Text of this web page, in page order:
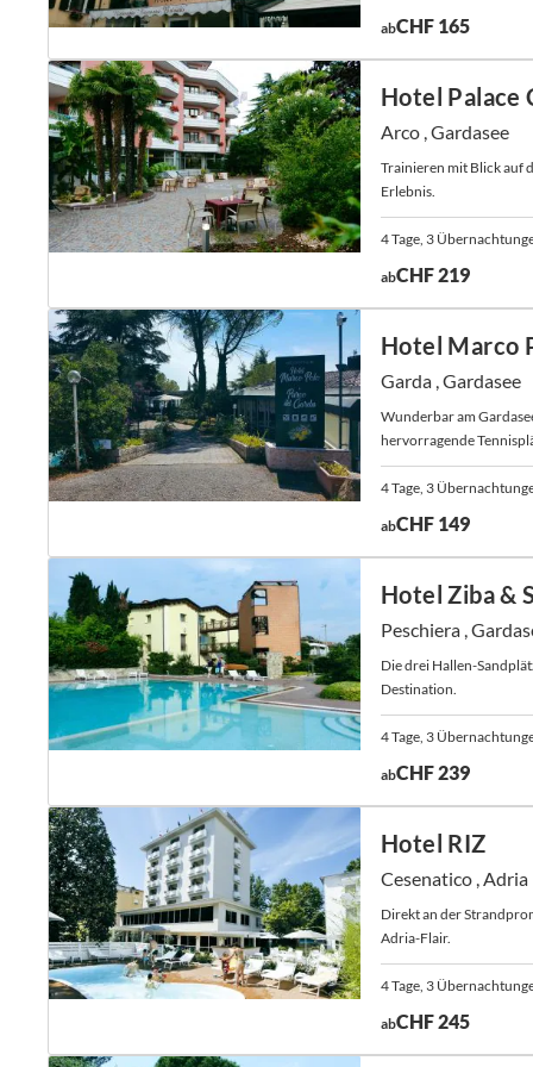
abCHF 165
Hotel Palace
Arco , Gardasee
Trainieren mit Blick auf
Erlebnis.
4 Tage, 3
abCHF 219
Hotel Marco
Garda , Gardasee
Wunderbar am
hervorragende
4 Tage, 3
abCHF 149
Hotel Ziba &
Peschiera ,
Die drei Hallen-
Destination.
4 Tage, 3
abCHF 239
Hotel RIZ
Cesenatico , Adria
Direkt an der
Adria-Flair.
4 Tage, 3
abCHF 245